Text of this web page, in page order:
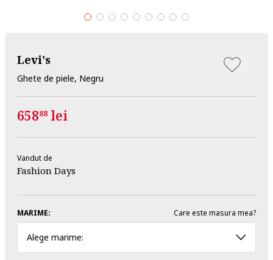
Levi's
Ghete de piele, Negru
65888 lei
Vandut de
Fashion Days
MARIME: Care este masura mea?
Alege marime: